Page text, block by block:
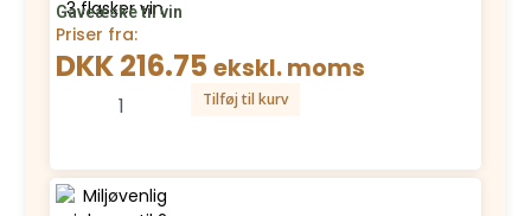
Gaveæske til vin
Priser fra:
DKK 216.75ekskl. moms
Tilføj til kurv